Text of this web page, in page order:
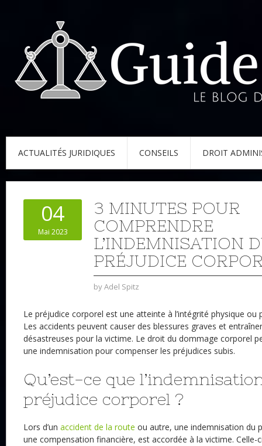
ACTUALITÉS JURIDIQUES CONSEILS DROIT
04
Mai 2023
3 MINUTES POUR
COMPRENDRE
L’INDEMNISATION
PRÉJUDICE
byAdel Spitz
Le préjudice corporel est une atteinte à l’intégrité physique ou
Les accidents peuvent causer des blessures graves et
désastreuses pour la victime. Le droit du dommage corporel
une indemnisation pour compenser les préjudices subis.
Qu’est-ce que
préjudice corporel ?
Lors d’un accident de la route ou autre, une indemnisation du
une compensation financière, est accordée à la victime. Celle-